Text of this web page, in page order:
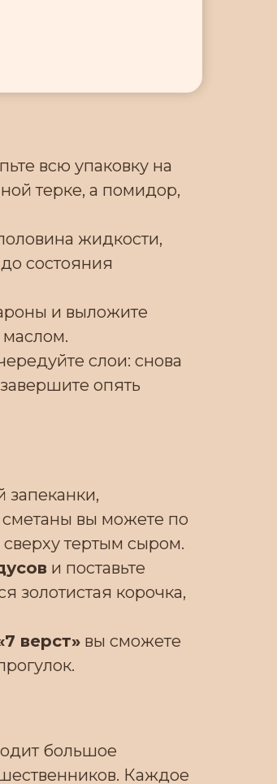
всю упаковку на
терке, а помидор,
жидкости,
состояния
и выложите
слои: снова
опять
запеканки,
сметаны вы можете по
тертым сыром.
и поставьте
золотистая корочка,
верст» вы сможете
большое
Каждое